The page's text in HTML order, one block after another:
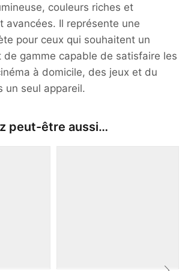
couleurs riches et
avancées. Il représente une
pour ceux qui souhaitent un
de gamme capable de satisfaire les
à domicile, des jeux et du
un seul appareil.
peut-être aussi…